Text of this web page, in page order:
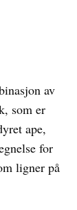
av
som er
ape,
for
ligner på